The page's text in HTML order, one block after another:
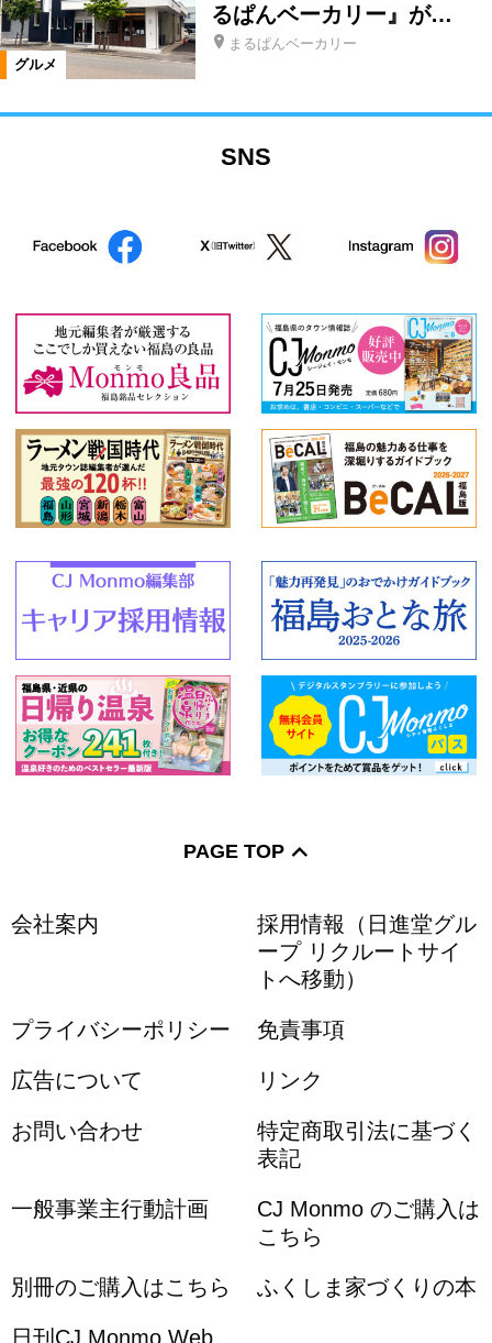
グルメ
るぱんベーカリー』が…
まるぱんベーカリー
SNS
PAGE TOP
会社案内
採用情報（日進堂グル
ープ リクルートサイ
トへ移動）
プライバシーポリシー 免責事項
広告について リンク
お問い合わせ
特定商取引法に基づく
表記
一般事業主行動計画
CJ Monmo のご購入は
こちら
別冊のご購入はこちら ふくしま家づくりの本
日刊CJ Monmo Web